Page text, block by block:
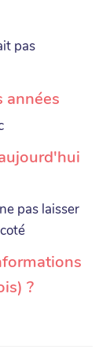
pas
années
pas laisser
?